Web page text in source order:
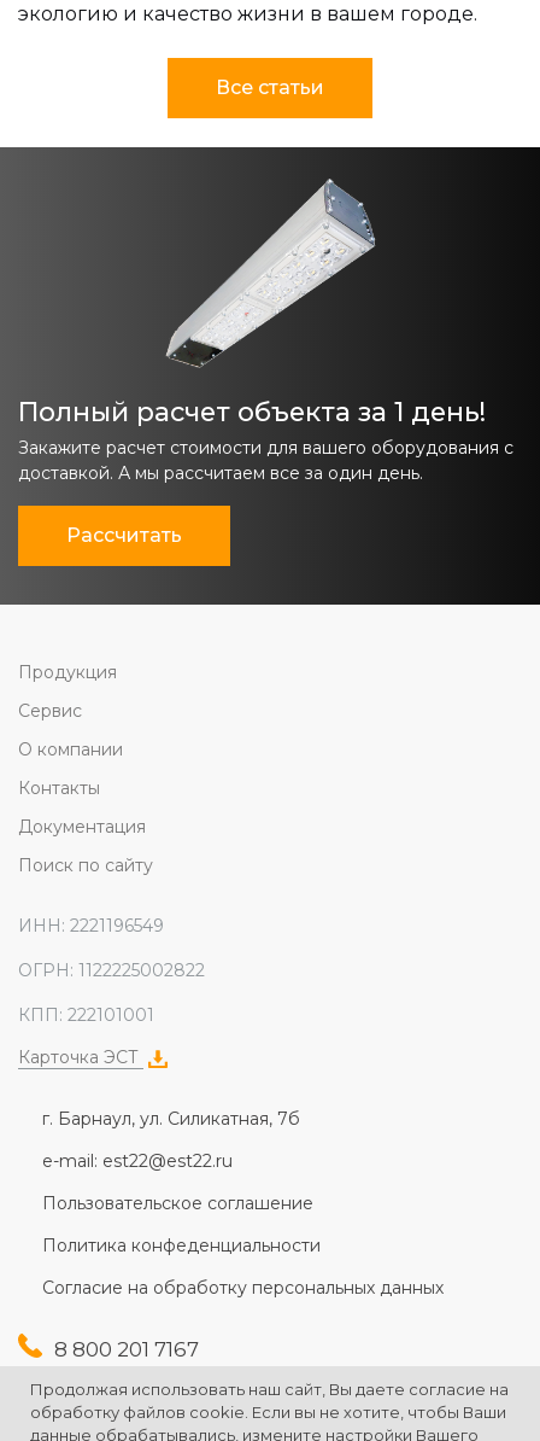
экологию и качество жизни в вашем городе.
Все статьи
Полный расчет объекта за 1 день!
Закажите расчет стоимости для вашего оборудования с
доставкой. А мы рассчитаем все за один день.
Рассчитать
Продукция
Сервис
О компании
Контакты
Документация
Поиск по сайту
ИНН: 2221196549
ОГРН: 1122225002822
КПП: 222101001
Карточка ЭСТ
г. Барнаул, ул. Силикатная, 7б
e-mail: est22@est22.ru
Пользовательское соглашение
Политика конфеденциальности
Согласие на обработку персональных данных
8 800 201 7167
+7 (3852) 607-167
+7 (3852) 226-176
Продолжая использовать наш сайт, Вы даете согласие на
обработку файлов cookie. Если вы не хотите, чтобы Ваши
данные обрабатывались, измените настройки Вашего